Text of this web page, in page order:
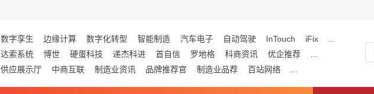
数字孪生 边缘计算 数字化转型 智能制造 汽车电子 自动驾驶 InTouch iFix
达索系统 博世 硬蛋科技 递杰科进 首自信 罗地格 科商资讯 优企推荐
供应展示厅 中商互联 制造业资讯 品牌推荐官 制造业品荐 百站网络